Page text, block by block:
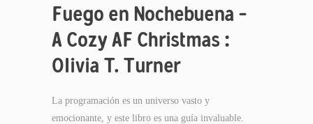
Fuego en Nochebuena –
A Cozy AF Christmas :
Olivia T. Turner
La programación es un universo vasto y
emocionante, y este libro es una guía invaluable.